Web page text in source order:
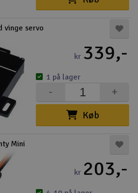
vinge servo
kr 339,-
Køb
+
-
1 på lager
Mini
kr 203,-